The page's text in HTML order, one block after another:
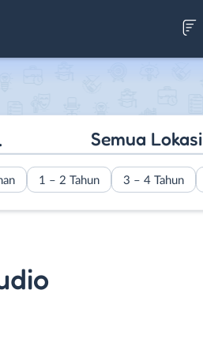
Semua Lokasi
1 – 2 Tahun 3 – 4 Tahun